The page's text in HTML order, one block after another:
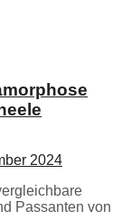
2024
Passanten von